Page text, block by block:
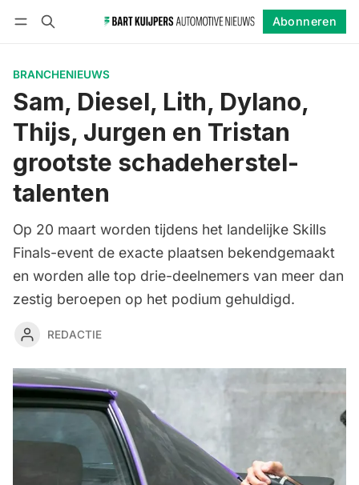
Abonneren
BRANCHENIEUWS
Sam, Diesel, Lith, Dylano,
Thijs, Jurgen en Tristan
grootste schadeherstel-
talenten
Op 20 maart worden tijdens het landelijke Skills
Finals-event de exacte plaatsen bekendgemaakt
en worden alle top drie-deelnemers van meer dan
zestig beroepen op het podium gehuldigd.
REDACTIE